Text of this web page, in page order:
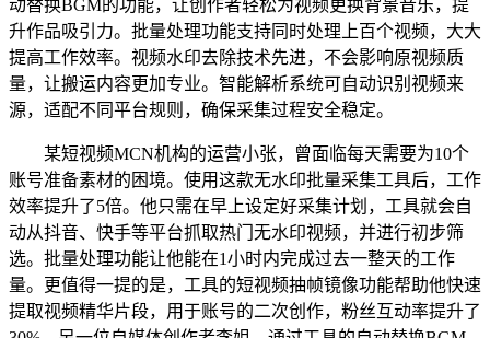
动替换BGM的功能，让创作者轻松为视频更换背景音乐，提
升作品吸引力。批量处理功能支持同时处理上百个视频，大大
提高工作效率。视频水印去除技术先进，不会影响原视频质
量，让搬运内容更加专业。智能解析系统可自动识别视频来
源，适配不同平台规则，确保采集过程安全稳定。
某短视频MCN机构的运营小张，曾面临每天需要为10个
账号准备素材的困境。使用这款无水印批量采集工具后，工作
效率提升了5倍。他只需在早上设定好采集计划，工具就会自
动从抖音、快手等平台抓取热门无水印视频，并进行初步筛
选。批量处理功能让他能在1小时内完成过去一整天的工作
量。更值得一提的是，工具的短视频抽帧镜像功能帮助他快速
提取视频精华片段，用于账号的二次创作，粉丝互动率提升了